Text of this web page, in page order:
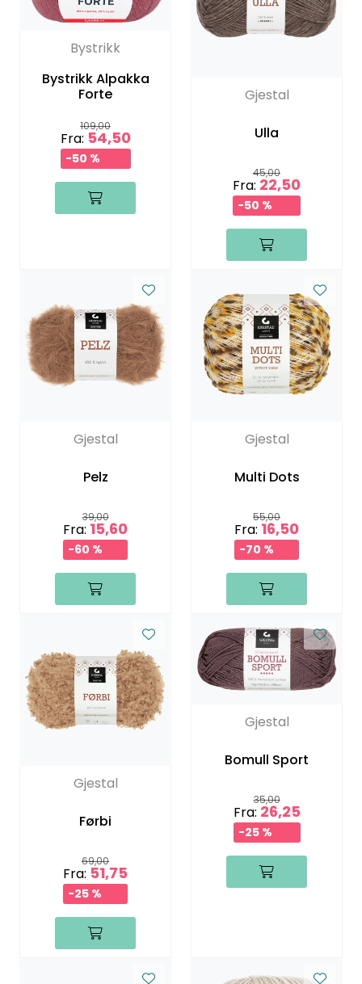
Bystrikk
Bystrikk Alpakka
Forte
109,00
Fra: 54,50
-50 %
Gjestal
Ulla
45,00
Fra: 22,50
-50 %
Gjestal
Pelz
39,00
Fra: 15,60
-60 %
Gjestal
Multi Dots
55,00
Fra: 16,50
-70 %
Gjestal
Førbi
69,00
Fra: 51,75
-25 %
Gjestal
Bomull Sport
35,00
Fra: 26,25
-25 %